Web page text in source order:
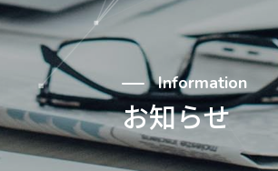
Information
お知らせ